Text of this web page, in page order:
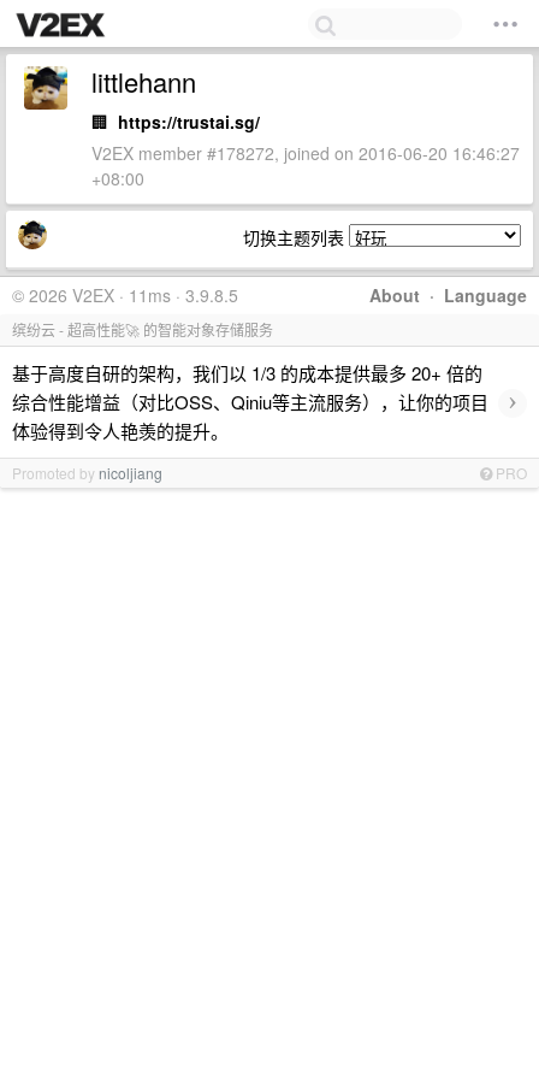
littlehann
🏢 https://trustai.sg/
V2EX member #178272, joined on 2016-06-20 16:46:27
+08:00
切换主题列表
About · Language
© 2026 V2EX · 11ms · 3.9.8.5
缤纷云 - 超高性能🚀 的智能对象存储服务
基于高度自研的架构，我们以 1/3 的成本提供最多 20+ 倍的
综合性能增益（对比OSS、Qiniu等主流服务），让你的项目
体验得到令人艳羡的提升。
›
Promoted by nicoljiang PRO